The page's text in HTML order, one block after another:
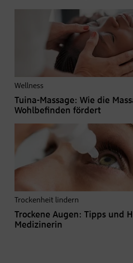
Wellness
Tuina-Massage: Wie die
Wohlbefinden fördert
Trockenheit lindern
Trockene Augen: Tipps und
Medizinerin